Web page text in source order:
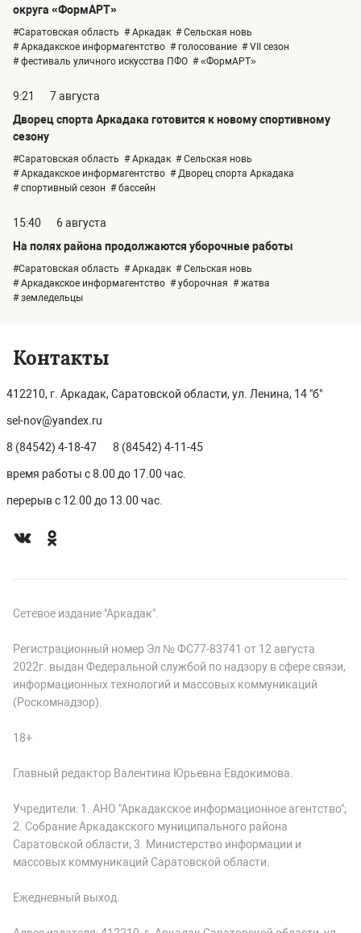
округа «ФормАРТ»
#Саратовская область # Аркадак # Сельская новь
# Аркадакское информагентство # голосование # VII сезон
# фестиваль уличного искусства ПФО # «ФормАРТ»
9:21
7 августа
Дворец спорта Аркадака готовится к новому спортивному
сезону
#Саратовская область # Аркадак # Сельская новь
# Аркадакское информагентство # Дворец спорта Аркадака
# спортивный сезон # бассейн
15:40
6 августа
На полях района продолжаются уборочные работы
#Саратовская область # Аркадак # Сельская новь
# Аркадакское информагентство # уборочная # жатва
# земледельцы
Контакты
412210, г. Аркадак, Саратовской области, ул. Ленина, 14 "б"
sel-nov@yandex.ru
8 (84542) 4-18-47 8 (84542) 4-11-45
время работы с 8.00 до 17.00 час.
перерыв с 12.00 до 13.00 час.
Сетевое издание "Аркадак".
Регистрационный номер Эл № ФС77-83741 от 12 августа
2022г. выдан Федеральной службой по надзору в сфере связи,
информационных технологий и массовых коммуникаций
(Роскомнадзор).
18+
Главный редактор Валентина Юрьевна Евдокимова.
Учредители: 1. АНО "Аркадакское информационное агентство";
2. Собрание Аркадакского муниципального района
Саратовской области; 3. Министерство информации и
массовых коммуникаций Саратовской области.
Ежедневный выход.